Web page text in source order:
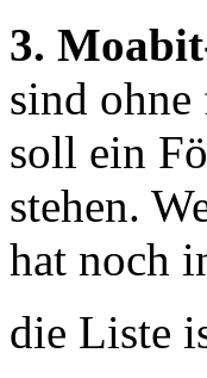
3.
sind
soll ein
stehen.
hat noch
die Liste